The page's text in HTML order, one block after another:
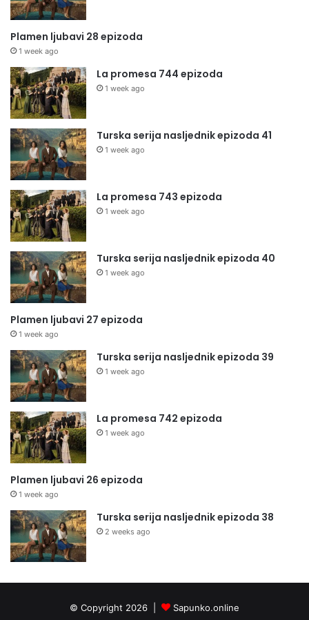
Plamen ljubavi 28 epizoda
1 week ago
La promesa 744 epizoda
1 week ago
Turska serija nasljednik epizoda 41
1 week ago
La promesa 743 epizoda
1 week ago
Turska serija nasljednik epizoda 40
1 week ago
Plamen ljubavi 27 epizoda
1 week ago
Turska serija nasljednik epizoda 39
1 week ago
La promesa 742 epizoda
1 week ago
Plamen ljubavi 26 epizoda
1 week ago
Turska serija nasljednik epizoda 38
2 weeks ago
© Copyright 2026 | Sapunko.online